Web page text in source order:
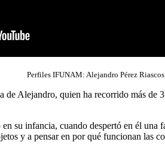
Perfiles IFUNAM: Alejandro Pérez
Alejandro, quien ha recorrido más de
su infancia, cuando despertó en él
y a pensar en por qué funcionan las